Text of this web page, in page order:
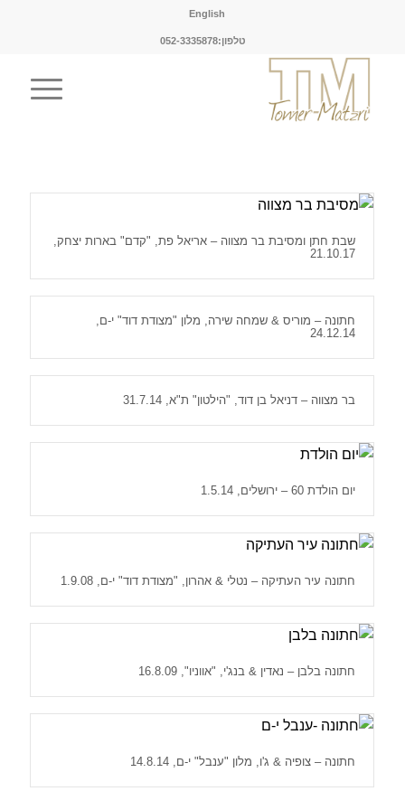
English
טלפון:052-3335878
שבת חתן ומסיבת בר מצווה – אריאל פת, "קדם" בארות יצחק,
21.10.17
חתונה – מוריס & שמחה שירה, מלון "מצודת דוד" י-ם,
24.12.14
בר מצווה – דניאל בן דוד, "הילטון" ת"א, 31.7.14
יום הולדת 60 – ירושלים, 1.5.14
חתונה עיר העתיקה – נטלי & אהרון, "מצודת דוד" י-ם, 1.9.08
חתונה בלבן – נאדין & בנג'י, "אווניו", 16.8.09
חתונה – צופיה & ג'ו, מלון "ענבל" י-ם, 14.8.14